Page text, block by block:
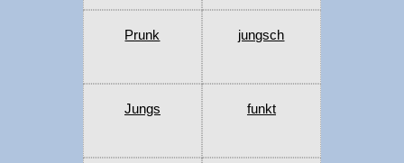
Prunk jungsch
Jungs funkt